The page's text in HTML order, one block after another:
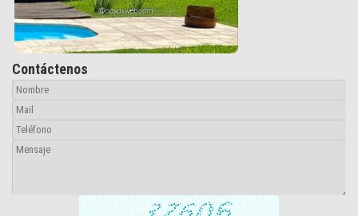
Contáctenos